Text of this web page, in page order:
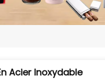
Acier Inoxydable